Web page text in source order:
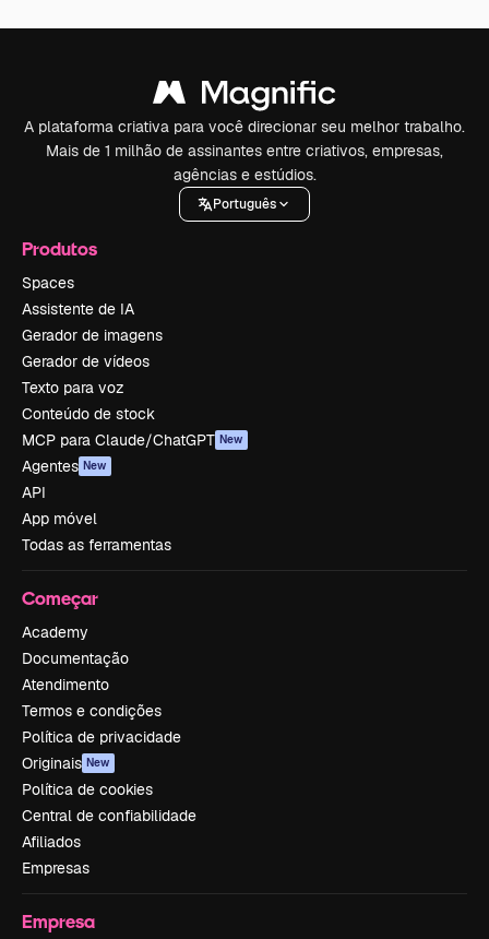
A plataforma criativa para você direcionar seu melhor trabalho.
Mais de 1 milhão de assinantes entre criativos, empresas,
agências e estúdios.
Português
Produtos
Spaces
Assistente de IA
Gerador de imagens
Gerador de vídeos
Texto para voz
Conteúdo de stock
MCP para Claude/ChatGPT New
Agentes New
API
App móvel
Todas as ferramentas
Começar
Academy
Documentação
Atendimento
Termos e condições
Política de privacidade
Originais New
Política de cookies
Central de confiabilidade
Afiliados
Empresas
Empresa